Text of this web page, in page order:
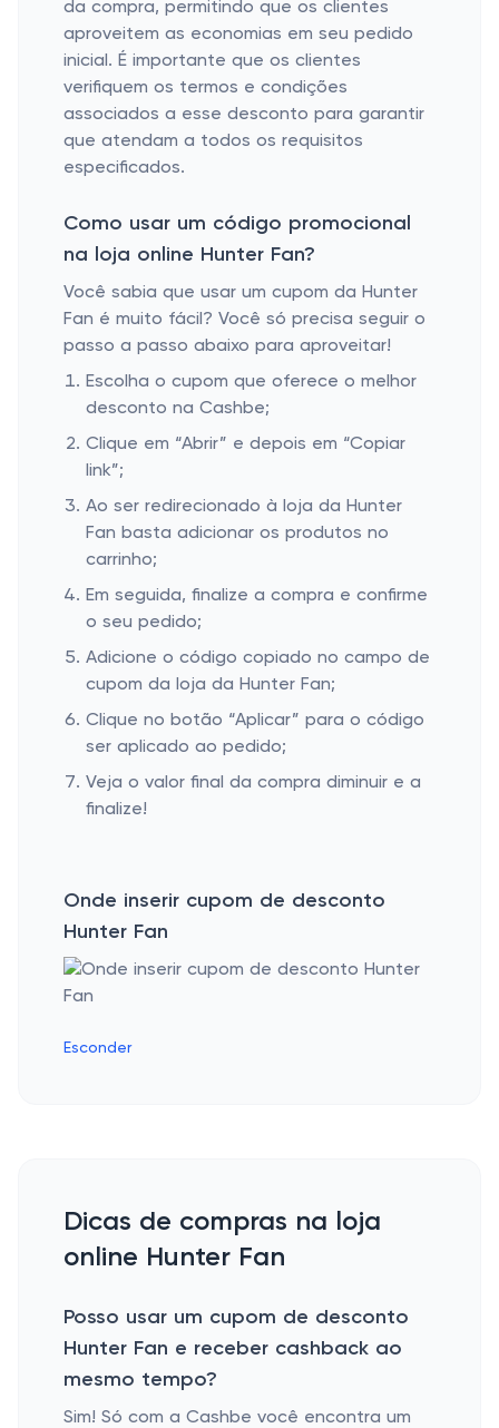
da compra, permitindo que os clientes
aproveitem as economias em seu pedido
inicial. É importante que os clientes
verifiquem os termos e condições
associados a esse desconto para garantir
que atendam a todos os requisitos
especificados.
Como usar um código promocional
na loja online Hunter Fan?
Você sabia que usar um cupom da Hunter
Fan é muito fácil? Você só precisa seguir o
passo a passo abaixo para aproveitar!
Escolha o cupom que oferece o melhor
desconto na Cashbe;
Clique em “Abrir” e depois em “Copiar
link”;
Ao ser redirecionado à loja da Hunter
Fan basta adicionar os produtos no
carrinho;
Em seguida, finalize a compra e confirme
o seu pedido;
Adicione o código copiado no campo de
cupom da loja da Hunter Fan;
Clique no botão “Aplicar” para o código
ser aplicado ao pedido;
Veja o valor final da compra diminuir e a
finalize!
Onde inserir cupom de desconto
Hunter Fan
Esconder
Dicas de compras na loja
online Hunter Fan
Posso usar um cupom de desconto
Hunter Fan e receber cashback ao
mesmo tempo?
Sim! Só com a Cashbe você encontra um